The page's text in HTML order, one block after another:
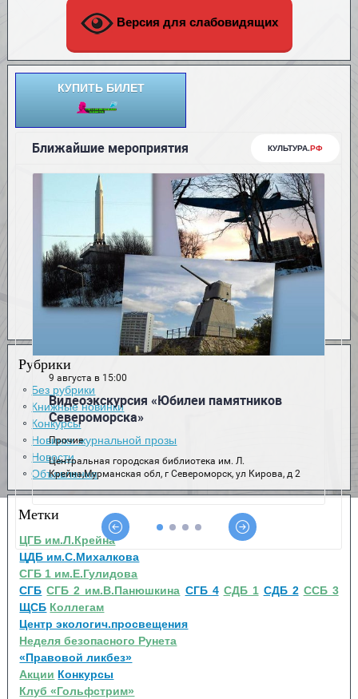
Версия для слабовидящих
КУПИТЬ БИЛЕТ
Рубрики
Без рубрики
Книжные новинки
Конкурсы
Новинки журнальной прозы
Новости
Объявления
Метки
ЦГБ им.Л.Крейна
ЦДБ им.С.Михалкова
СГБ 1 им.Е.Гулидова
СГБ СГБ 2 им.В.Панюшкина СГБ 4 СДБ 1 СДБ 2 ССБ 3
ЩСБ Коллегам
Центр экологич.просвещения
Неделя безопасного Рунета
«Правовой ликбез»
Акции Конкурсы
Клуб «Гольфстрим»